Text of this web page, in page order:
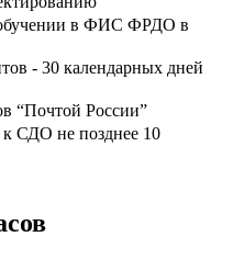
в ФИС ФРДО в
- 30 календарных дней
“Почтой России”
к СДО не позднее 10